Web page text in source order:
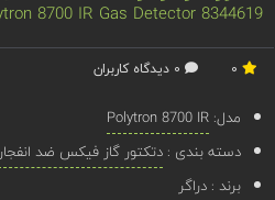
8344619 Drager Polytron 8700 IR Gas Detector
مدل: Polytron 8700 IR
دسته بندی : دتکتور گاز فیکس ضد انفجار
برند : دراگر